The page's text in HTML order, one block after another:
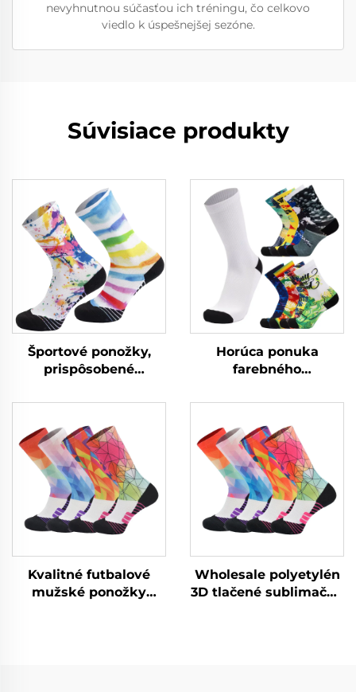
nevyhnutnou súčasťou ich tréningu, čo celkovo
viedlo k úspešnejšej sezóne.
Súvisiace produkty
Športové ponožky,
prispôsobené
potlačované
cyklistické kompresné
športové ponožky
Horúca ponuka
farebného
bicyklovania
športových mužských
kompresných
ponožiek na mieru
Kvalitné futbalové
mužské ponožky
Wholesale polyetylén
3D tlačené sublimačné